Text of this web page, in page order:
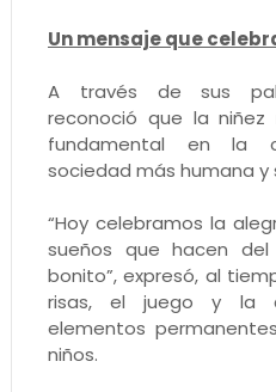
Un mensaje que
A través de sus
reconoció que la
fundamental en la
sociedad más humana y
“Hoy celebramos la
sueños que hacen
bonito”, expresó, al
risas, el juego y la
elementos
niños.